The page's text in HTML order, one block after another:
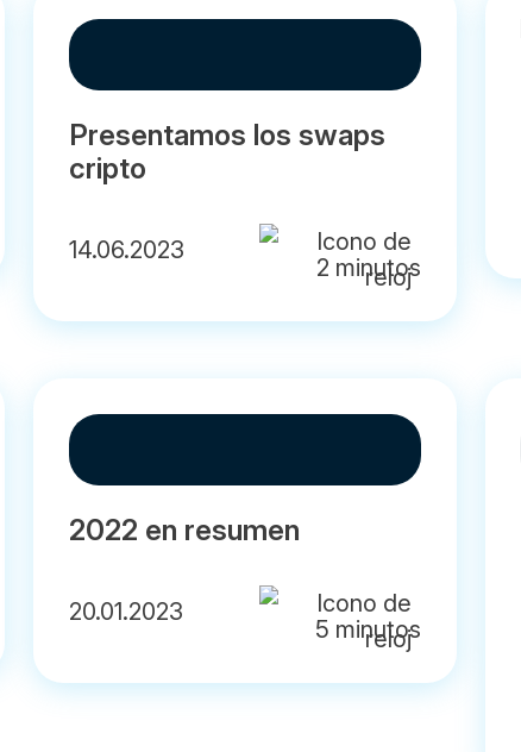
Presentamos los swaps
cripto
14.06.2023
2 minutos
2022 en resumen
20.01.2023
5 minutos